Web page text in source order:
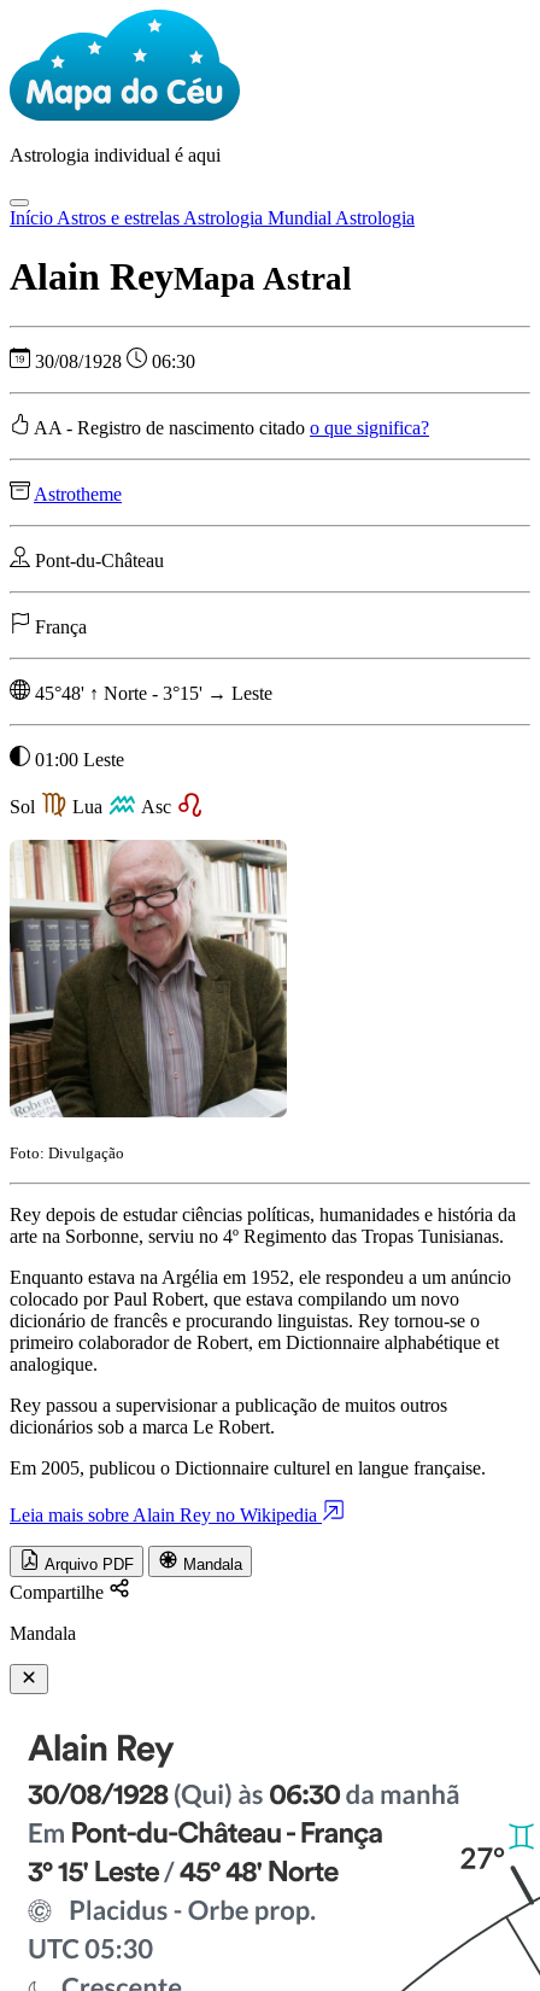
Astrologia individual é aqui
Início Astros e estrelas Astrologia Mundial Astrologia
Alain ReyMapa Astral
30/08/1928 06:30
AA - Registro de nascimento citado o que significa?
Astrotheme
Pont-du-Château
França
45°48' ↑ Norte - 3°15' → Leste
01:00 Leste
Sol Lua Asc
Foto: Divulgação
Rey depois de estudar ciências políticas, humanidades e história da
arte na Sorbonne, serviu no 4º Regimento das Tropas Tunisianas.
Enquanto estava na Argélia em 1952, ele respondeu a um anúncio
colocado por Paul Robert, que estava compilando um novo
dicionário de francês e procurando linguistas. Rey tornou-se o
primeiro colaborador de Robert, em Dictionnaire alphabétique et
analogique.
Rey passou a supervisionar a publicação de muitos outros
dicionários sob a marca Le Robert.
Em 2005, publicou o Dictionnaire culturel en langue française.
Leia mais sobre Alain Rey no Wikipedia
Arquivo PDF Mandala
Compartilhe
Mandala